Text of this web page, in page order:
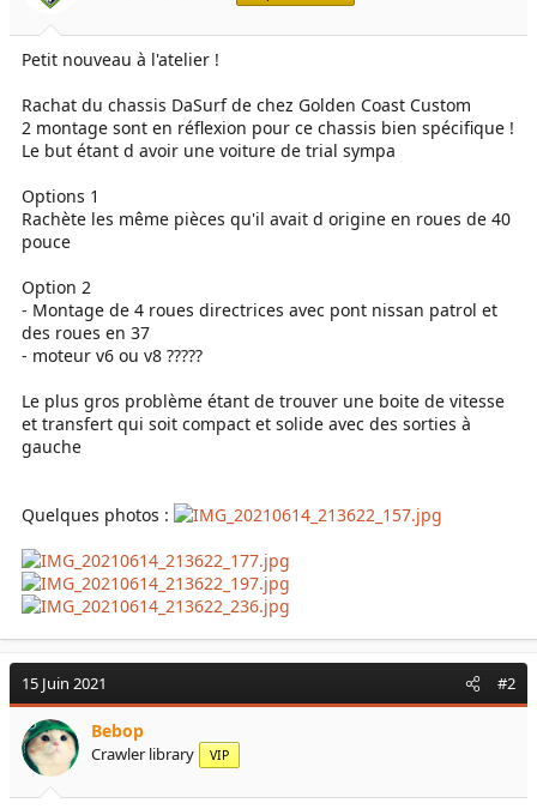
l
a
i
c
s
s
i
o
b
u
Petit nouveau à l'atelier !
Rachat du chassis DaSurf de chez Golden Coast Custom
2 montage sont en réflexion pour ce chassis bien spécifique !
Le but étant d avoir une voiture de trial sympa
Options 1
Rachète les même pièces qu'il avait d origine en roues de 40
pouce
Option 2
- Montage de 4 roues directrices avec pont nissan patrol et
des roues en 37
- moteur v6 ou v8 ?????
Le plus gros problème étant de trouver une boite de vitesse
et transfert qui soit compact et solide avec des sorties à
gauche
Quelques photos :
15 Juin 2021 #2
Bebop
Crawler library VIP